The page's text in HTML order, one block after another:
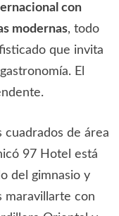
con
modernas, todo
que invita
El
cuadrados de área
97 Hotel está
del gimnasio y
maravillarte con